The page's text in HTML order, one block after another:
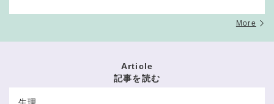
More
Article
記事を読む